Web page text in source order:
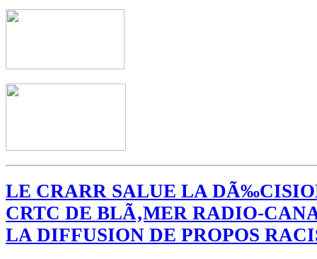
LE CRARR SALUE LA
CRTC DE BLÃ‚MER RADIO-
LA DIFFUSION DE PROPOS